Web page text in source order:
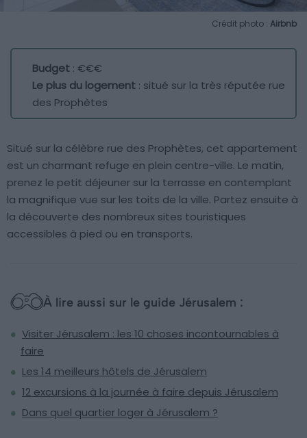
Crédit photo : Airbnb
Budget : €€€
Le plus du logement : situé sur la très réputée rue
des Prophètes
Situé sur la célèbre rue des Prophètes, cet appartement
est un charmant refuge en plein centre-ville. Le matin,
prenez le petit déjeuner sur la terrasse en contemplant
la magnifique vue sur les toits de la ville. Partez ensuite à
la découverte des nombreux sites touristiques
accessibles à pied ou en transports.
À lire aussi sur le guide Jérusalem :
Visiter Jérusalem : les 10 choses incontournables à
faire
Les 14 meilleurs hôtels de Jérusalem
12 excursions à la journée à faire depuis Jérusalem
Dans quel quartier loger à Jérusalem ?